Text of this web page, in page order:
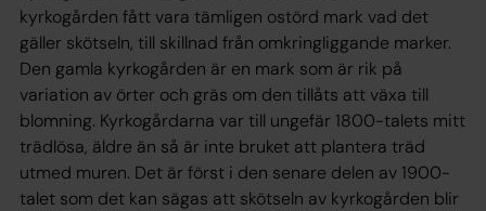
kyrkogården fått vara tämligen ostörd mark vad det
gäller skötseln, till skillnad från omkringliggande marker.
Den gamla kyrkogården är en mark som är rik på
variation av örter och gräs om den tillåts att växa till
blomning. Kyrkogårdarna var till ungefär 1800-talets mitt
trädlösa, äldre än så är inte bruket att plantera träd
utmed muren. Det är först i den senare delen av 1900-
talet som det kan sägas att skötseln av kyrkogården blir